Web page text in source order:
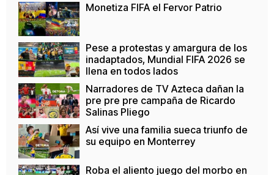
Monetiza FIFA el Fervor Patrio
Pese a protestas y amargura de los
inadaptados, Mundial FIFA 2026 se
llena en todos lados
Narradores de TV Azteca dañan la
pre pre pre campaña de Ricardo
Salinas Pliego
Así vive una familia sueca triunfo de
su equipo en Monterrey
Roba el aliento juego del morbo en